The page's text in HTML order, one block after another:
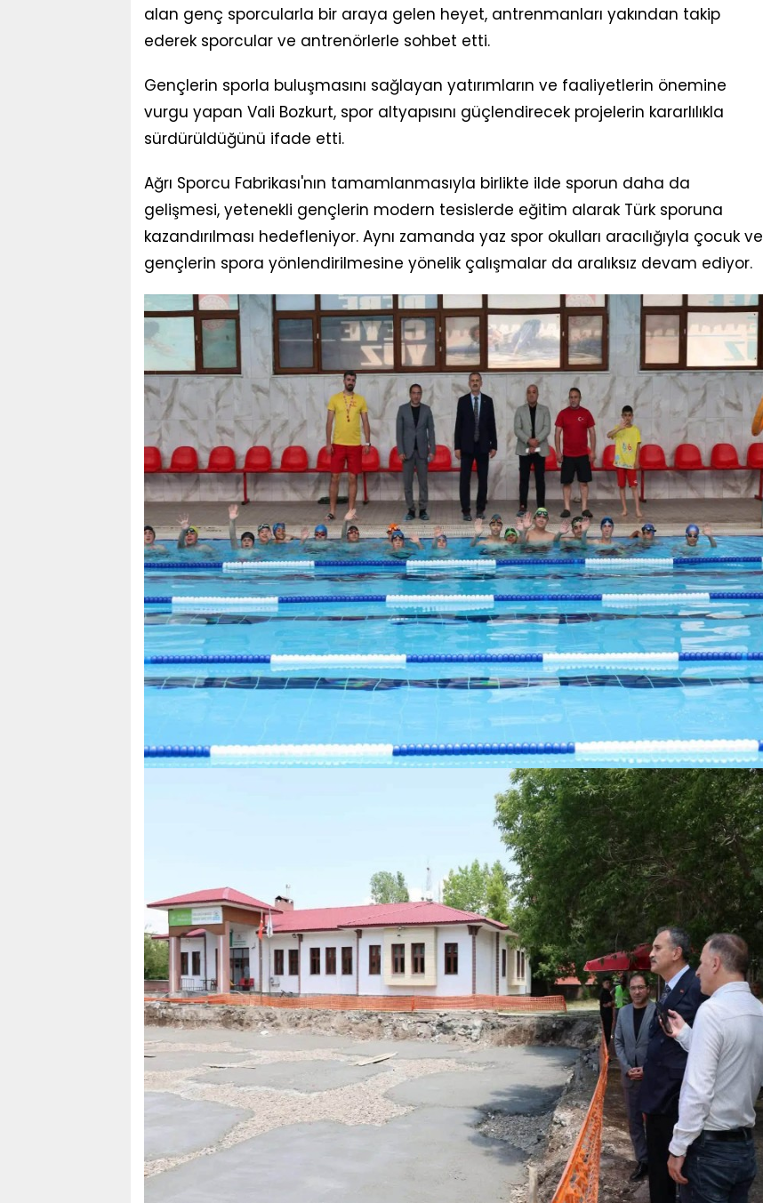
alan genç sporcularla bir araya gelen heyet, antrenmanları yakından takip
ederek sporcular ve antrenörlerle sohbet etti.
Gençlerin sporla buluşmasını sağlayan yatırımların ve faaliyetlerin önemine
vurgu yapan Vali Bozkurt, spor altyapısını güçlendirecek projelerin kararlılıkla
sürdürüldüğünü ifade etti.
Ağrı Sporcu Fabrikası'nın tamamlanmasıyla birlikte ilde sporun daha da
gelişmesi, yetenekli gençlerin modern tesislerde eğitim alarak Türk sporuna
kazandırılması hedefleniyor. Aynı zamanda yaz spor okulları aracılığıyla çocuk ve
gençlerin spora yönlendirilmesine yönelik çalışmalar da aralıksız devam ediyor.